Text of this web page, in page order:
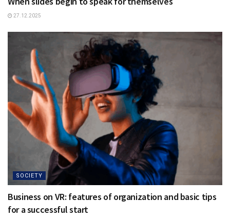
27.12.2025
SOCIETY
Business on VR: features of organization and basic tips
for a successful start